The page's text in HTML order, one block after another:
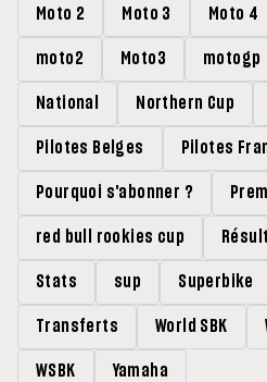
Moto 2 Moto 3 Moto 4
moto2 Moto3 motogp
National Northern Cup
Pilotes Belges Pilotes
Pourquoi s'abonner ?
red bull rookies cup
Stats sup Superbike
Transferts World SBK
WSBK Yamaha